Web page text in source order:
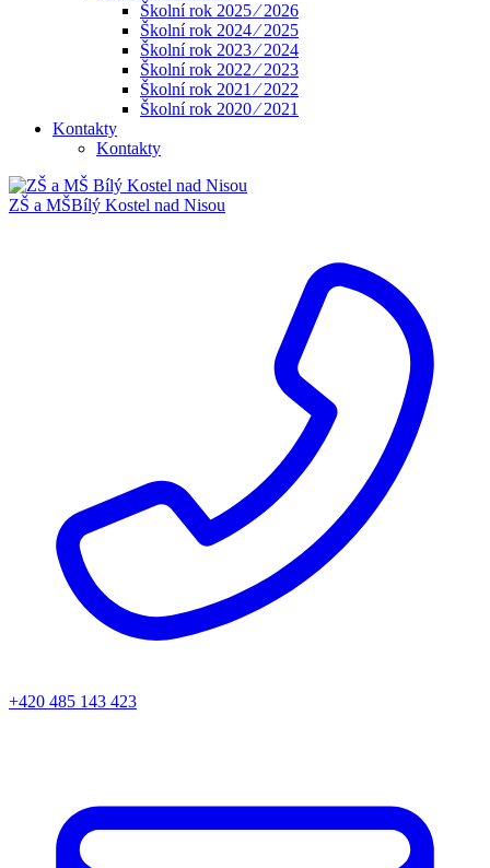
Školní rok 2025 ⁄ 2026
Školní rok 2024 ⁄ 2025
Školní rok 2023 ⁄ 2024
Školní rok 2022 ⁄ 2023
Školní rok 2021 ⁄ 2022
Školní rok 2020 ⁄ 2021
Kontakty
Kontakty
ZŠ a MŠBílý Kostel nad Nisou
+420 485 143 423